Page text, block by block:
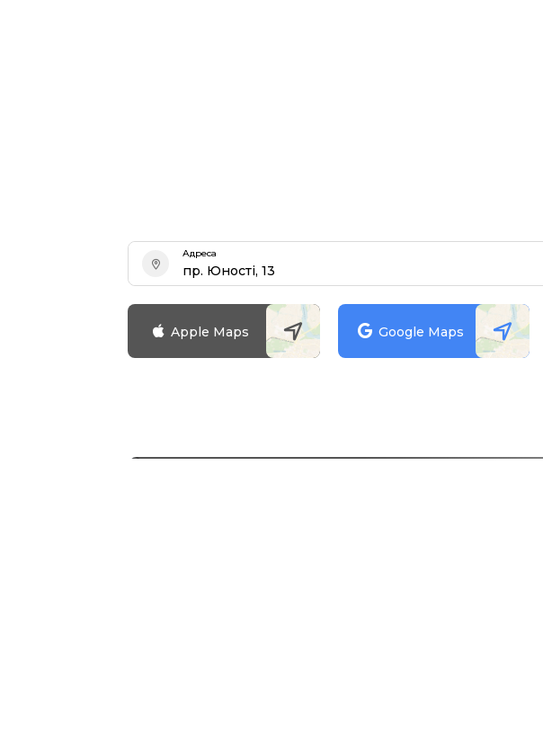
Адреса
пр. Юності, 13
Apple Maps Google Maps
Зареєструватися